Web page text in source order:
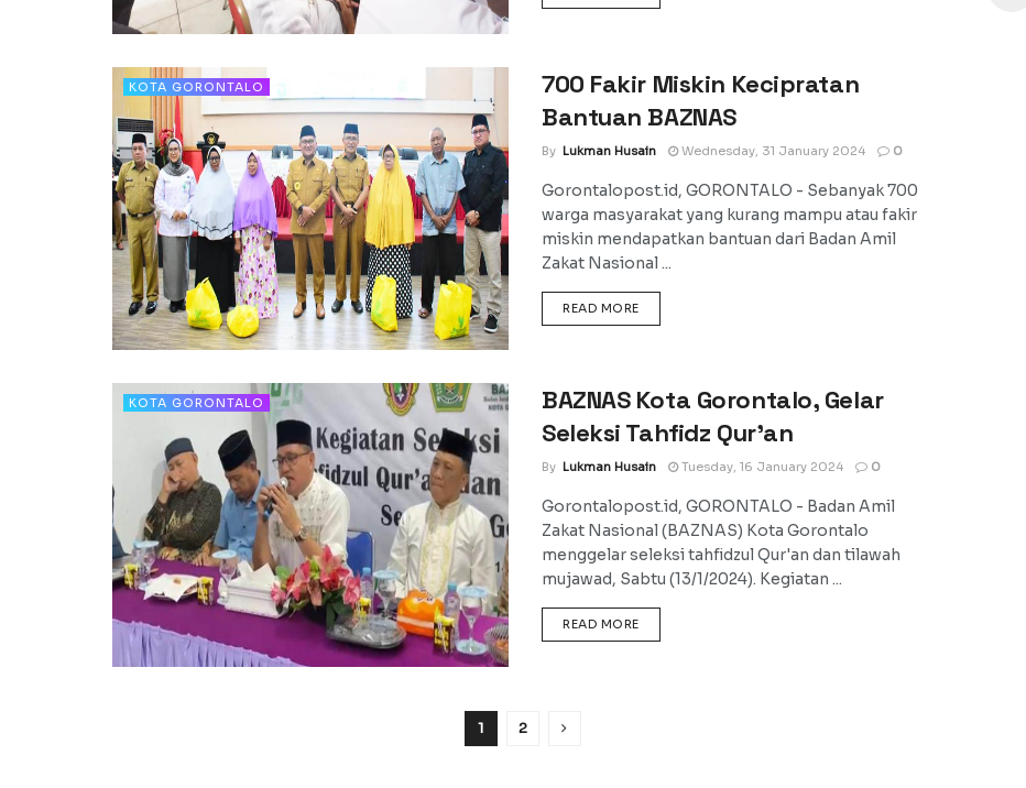
KOTA GORONTALO
700 Fakir Miskin Kecipratan
Bantuan BAZNAS
By Lukman Husain Wednesday, 31 January 2024 0
Gorontalopost.id, GORONTALO - Sebanyak 700
warga masyarakat yang kurang mampu atau fakir
miskin mendapatkan bantuan dari Badan Amil
Zakat Nasional ...
READ MOREDETAILS
KOTA GORONTALO
BAZNAS Kota Gorontalo, Gelar
Seleksi Tahfidz Qur’an
By Lukman Husain Tuesday, 16 January 2024 0
Gorontalopost.id, GORONTALO - Badan Amil
Zakat Nasional (BAZNAS) Kota Gorontalo
menggelar seleksi tahfidzul Qur'an dan tilawah
mujawad, Sabtu (13/1/2024). Kegiatan ...
READ MOREDETAILS
1 2